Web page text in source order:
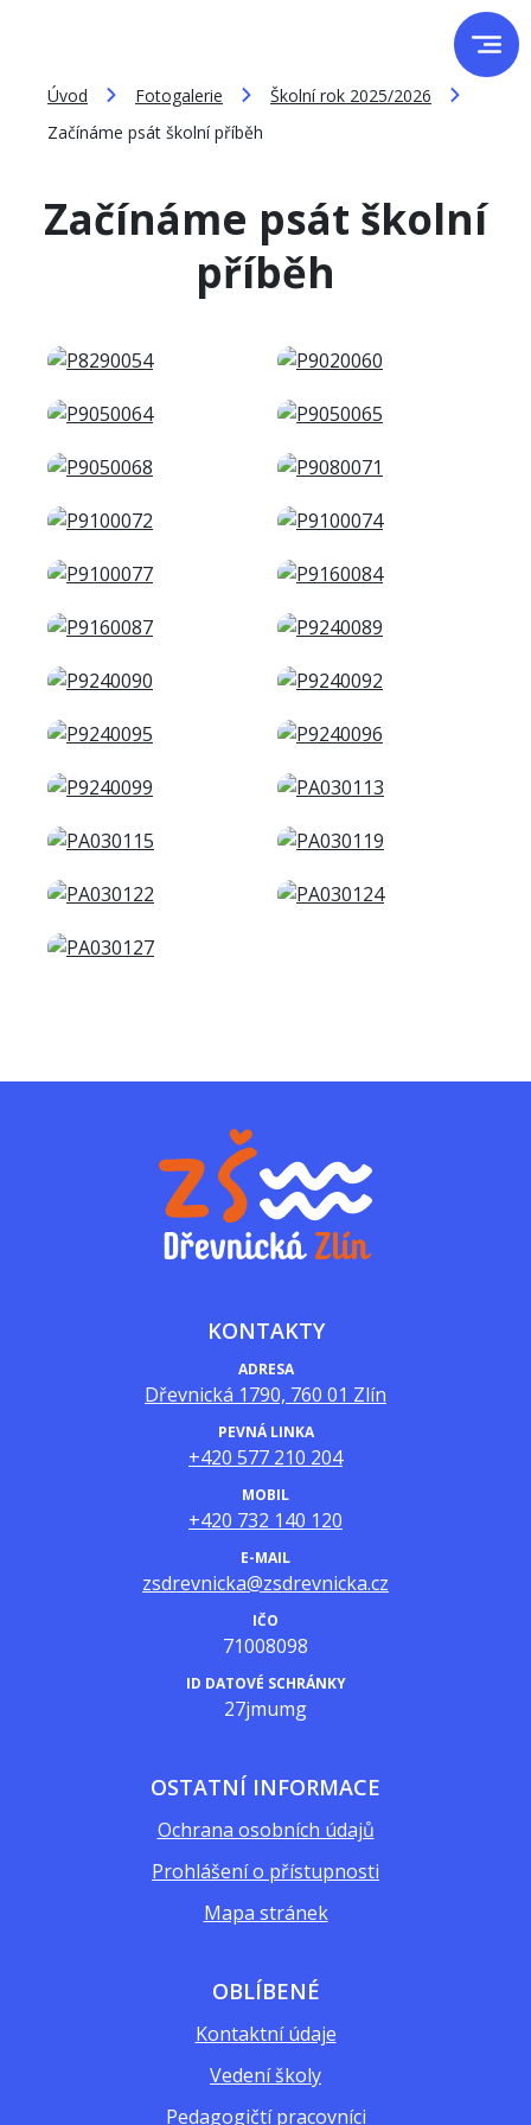
Úvod Fotogalerie
Školní rok 2025/2026
Začínáme psát školní příběh
Začínáme psát školní
příběh
KONTAKTY
ADRESA
Dřevnická 1790, 760 01 Zlín
PEVNÁ LINKA
+420 577 210 204
MOBIL
+420 732 140 120
E-MAIL
zsdrevnicka@zsdrevnicka.cz
IČO
71008098
ID DATOVÉ SCHRÁNKY
27jmumg
OSTATNÍ INFORMACE
Ochrana osobních údajů
Prohlášení o přístupnosti
Mapa stránek
OBLÍBENÉ
Kontaktní údaje
Vedení školy
Pedagogičtí pracovníci